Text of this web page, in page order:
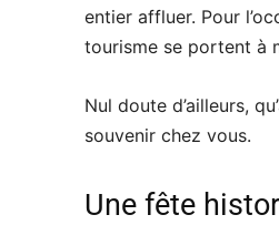
entier affluer. Pour
tourisme se portent à
Nul doute d’ailleurs,
souvenir chez vous.
Une fête